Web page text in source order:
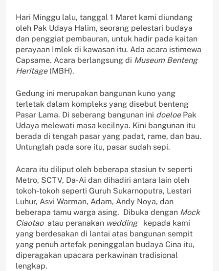
Hari Minggu lalu, tanggal 1 Maret kami diundang
oleh Pak Udaya Halim, seorang pelestari budaya
dan penggiat pembauran, untuk hadir pada kaitan
perayaan Imlek di kawasan itu. Ada acara istimewa
Capsame. Acara berlangsung di Museum Benteng
Heritage(MBH).
Gedung ini merupakan bangunan kuno yang
terletak dalam kompleks yang disebut benteng
Pasar Lama. Di seberang bangunan ini doeloePak
Udaya melewati masa kecilnya. Kini bangunan itu
berada di tengah pasar yang padat, rame, dan bau.
Untunglah pada sore itu, pasar sudah sepi.
Acara itu diliput oleh beberapa stasiun tv seperti
Metro, SCTV, Da-Ai dan dihadiri antara lain oleh
tokoh-tokoh seperti Guruh Sukarnoputra, Lestari
Luhur, Asvi Warman, Adam, Andy Noya, dan
beberapa tamu warga asing. Dibuka dengan Mock
Ciaotaoatau peranakan weddingkepada kami
yang berdesakan di lantai atas bangunan sempit
yang penuh artefak peninggalan budaya Cina itu,
diperagakan upacara perkawinan tradisional
lengkap.